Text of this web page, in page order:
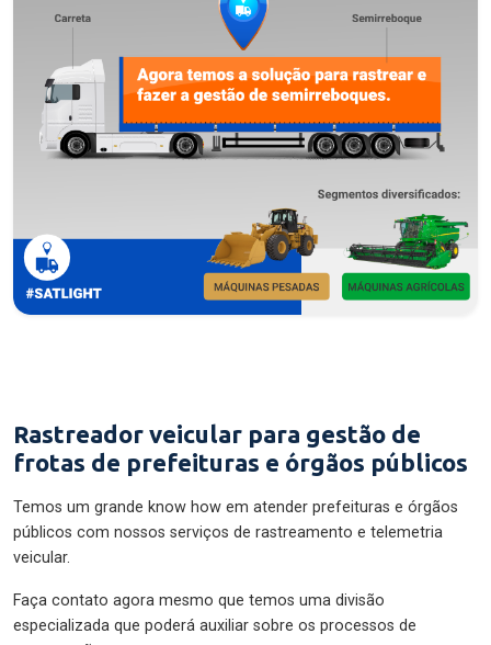
Rastreador veicular para gestão de
frotas de prefeituras e órgãos públicos
Temos um grande know how em atender prefeituras e órgãos
públicos com nossos serviços de rastreamento e telemetria
veicular.
Faça contato agora mesmo que temos uma divisão
especializada que poderá auxiliar sobre os processos de